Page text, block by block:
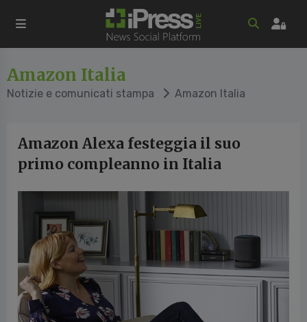
Amazon Italia
Notizie e comunicati stampa Amazon Italia
Amazon Alexa festeggia il suo
primo compleanno in Italia